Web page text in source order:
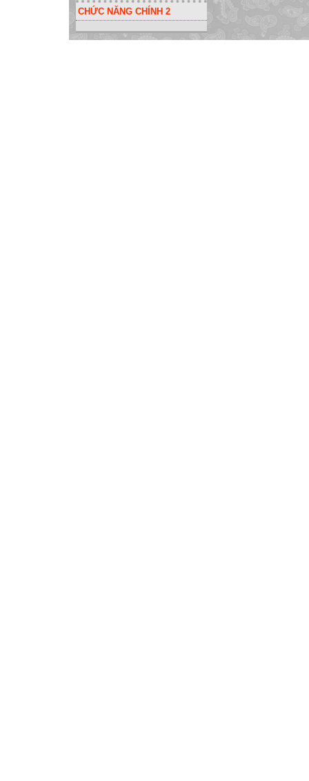
CHỨC NĂNG CHÍNH 2